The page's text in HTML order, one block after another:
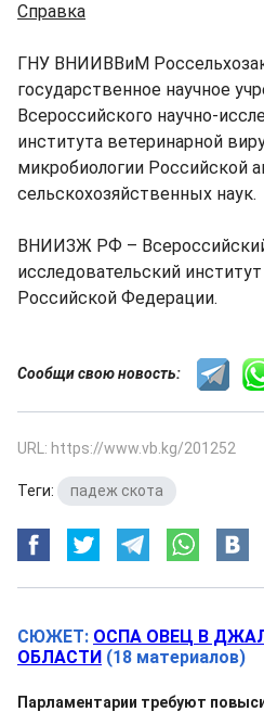
Справка
ГНУ ВНИИВВиМ
государственное научное
Всероссийского научно-
института ветеринарной
микробиологии Российской
сельскохозяйственных наук.
ВНИИЗЖ РФ –
исследовательский
Российской Федерации.
Сообщи свою новость:
URL: https://www.vb.kg/201252
Теги: падеж скота
СЮЖЕТ: ОСПА ОВЕЦ В
ОБЛАСТИ (18 материалов)
Парламентарии требуют